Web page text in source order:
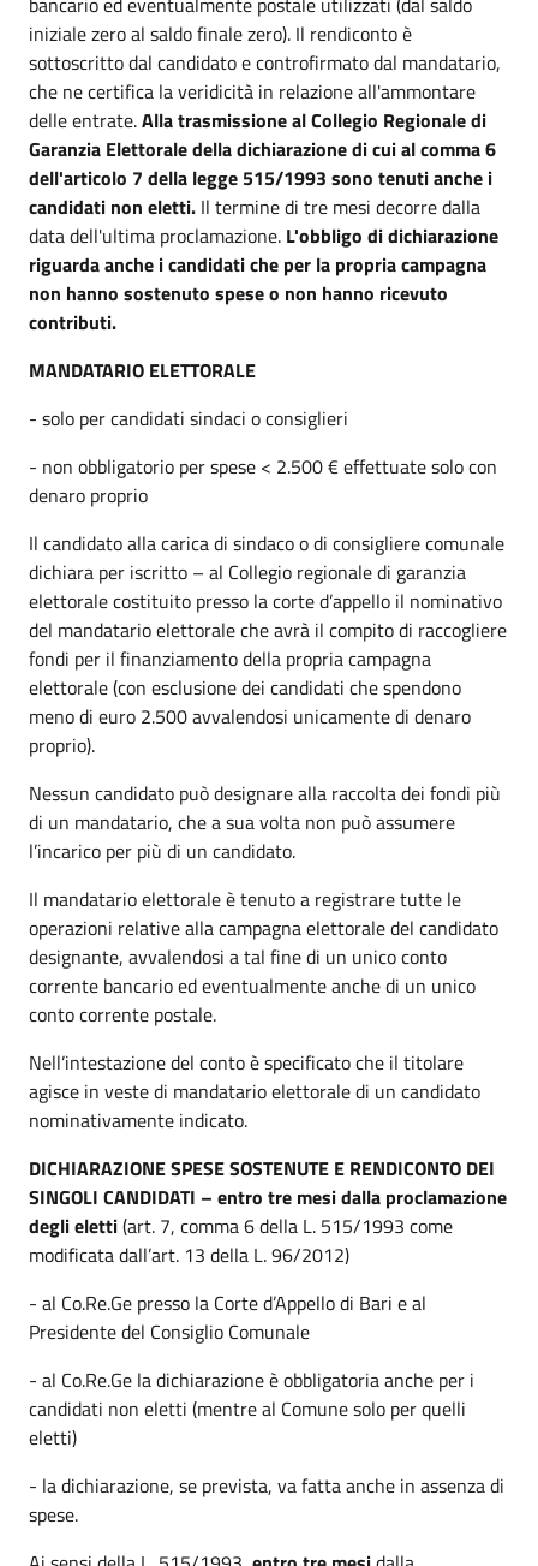
iniziale zero al saldo finale zero). Il rendiconto è
sottoscritto dal candidato e controfirmato dal mandatario,
che ne certifica la veridicità in relazione all'ammontare
delle entrate.Alla trasmissione al Collegio Regionale di
Garanzia Elettorale della dichiarazione di cui al comma 6
dell'articolo 7 della legge 515/1993 sono tenuti anche i
candidati non eletti. Il termine di tre mesi decorre dalla
data dell'ultima proclamazione. L'obbligo di dichiarazione
riguarda anche i candidati che per la propria campagna
non hanno sostenuto spese o non hanno ricevuto
contributi.
MANDATARIO ELETTORALE
- solo per candidati sindaci o consiglieri
- non obbligatorio per spese < 2.500 € effettuate solo con
denaro proprio
Il candidato alla carica di sindaco o di consigliere comunale
dichiara per iscritto – al Collegio regionale di garanzia
elettorale costituito presso la corte d’appello il nominativo
del mandatario elettorale che avrà il compito di raccogliere
fondi per il finanziamento della propria campagna
elettorale (con esclusione dei candidati che spendono
meno di euro 2.500 avvalendosi unicamente di denaro
proprio).
Nessun candidato può designare alla raccolta dei fondi più
di un mandatario, che a sua volta non può assumere
l’incarico per più di un candidato.
Il mandatario elettorale è tenuto a registrare tutte le
operazioni relative alla campagna elettorale del candidato
designante, avvalendosi a tal fine di un unico conto
corrente bancario ed eventualmente anche di un unico
conto corrente postale.
Nell’intestazione del conto è specificato che il titolare
agisce in veste di mandatario elettorale di un candidato
nominativamente indicato.
DICHIARAZIONE SPESE SOSTENUTE E RENDICONTO DEI
SINGOLI CANDIDATI – entro tre mesi dalla proclamazione
degli eletti(art. 7, comma 6 della L. 515/1993 come
modificata dall’art. 13 della L. 96/2012)
- al Co.Re.Ge presso la Corte d’Appello di Bari e al
Presidente del Consiglio Comunale
- al Co.Re.Ge la dichiarazione è obbligatoria anche per i
candidati non eletti (mentre al Comune solo per quelli
eletti)
- la dichiarazione, se prevista, va fatta anche in assenza di
spese.